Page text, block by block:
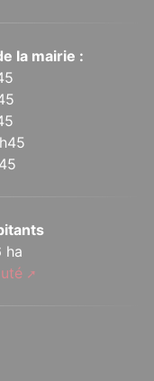
la mairie :
ha